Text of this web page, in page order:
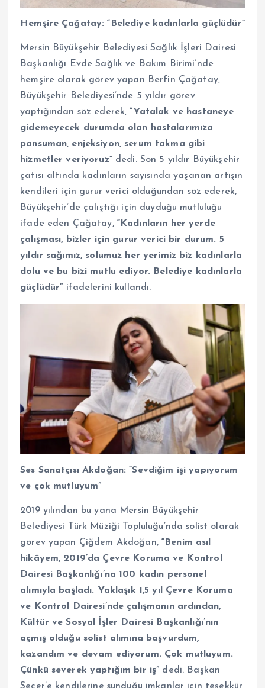
Hemşire Çağatay: “Belediye kadınlarla güçlüdür”
Mersin Büyükşehir Belediyesi Sağlık İşleri Dairesi
Başkanlığı Evde Sağlık ve Bakım Birimi’nde
hemşire olarak görev yapan Berfin Çağatay,
Büyükşehir Belediyesi’nde 5 yıldır görev
yaptığından söz ederek,“Yatalak ve hastaneye
gidemeyecek durumda olan hastalarımıza
pansuman, enjeksiyon, serum takma gibi
hizmetler veriyoruz” dedi. Son 5 yıldır Büyükşehir
çatısı altında kadınların sayısında yaşanan artışın
kendileri için gurur verici olduğundan söz ederek,
Büyükşehir’de çalıştığı için duyduğu mutluluğu
ifade eden Çağatay,“Kadınların her yerde
çalışması, bizler için gurur verici bir durum. 5
yıldır sağımız, solumuz her yerimiz biz kadınlarla
dolu ve bu bizi mutlu ediyor. Belediye kadınlarla
güçlüdür” ifadelerini kullandı.
Ses Sanatçısı Akdoğan: “Sevdiğim işi yapıyorum
ve çok mutluyum”
2019 yılından bu yana Mersin Büyükşehir
Belediyesi Türk Müziği Topluluğu’nda solist olarak
görev yapan Çiğdem Akdoğan,“Benim asıl
hikâyem, 2019’da Çevre Koruma ve Kontrol
Dairesi Başkanlığı’na 100 kadın personel
alımıyla başladı. Yaklaşık 1,5 yıl Çevre Koruma
ve Kontrol Dairesi’nde çalışmanın ardından,
Kültür ve Sosyal İşler Dairesi Başkanlığı’nın
açmış olduğu solist alımına başvurdum,
kazandım ve devam ediyorum. Çok mutluyum.
Çünkü severek yaptığım bir iş” dedi. Başkan
Seçer’e kendilerine sunduğu imkanlar için teşekkür